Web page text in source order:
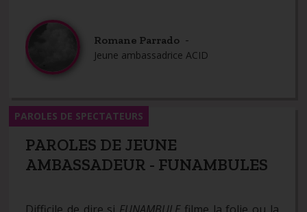
Romane Parrado -
Jeune ambassadrice ACID
PAROLES DE JEUNE
AMBASSADEUR - FUNAMBULES
PAROLES DE SPECTATEURS